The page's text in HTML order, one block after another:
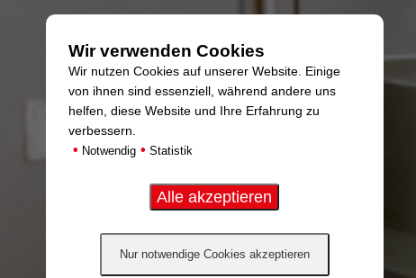
Wir verwenden Cookies
Wir nutzen Cookies auf unserer Website. Einige
von ihnen sind essenziell, während andere uns
helfen, diese Website und Ihre Erfahrung zu
verbessern.
• Notwendig • Statistik